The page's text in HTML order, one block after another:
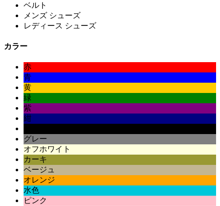
ベルト
メンズ シューズ
レディース シューズ
カラー
赤
青
黄
緑
紫
紺
グレー
オフホワイト
カーキ
ベージュ
オレンジ
水色
ピンク